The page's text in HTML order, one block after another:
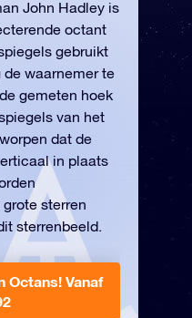
John Hadley is
octant
gebruikt
waarnemer te
gemeten hoek
van het
dat de
in plaats
sterren
sterrenbeeld.
Octans! Vanaf